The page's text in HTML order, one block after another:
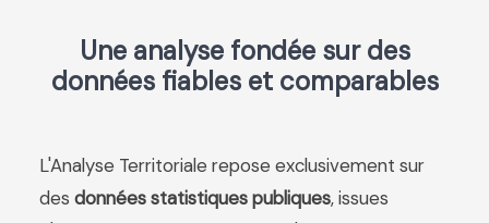
Une analyse fondée sur des
données fiables et comparables
L'Analyse Territoriale repose exclusivement sur
des données statistiques publiques, issues